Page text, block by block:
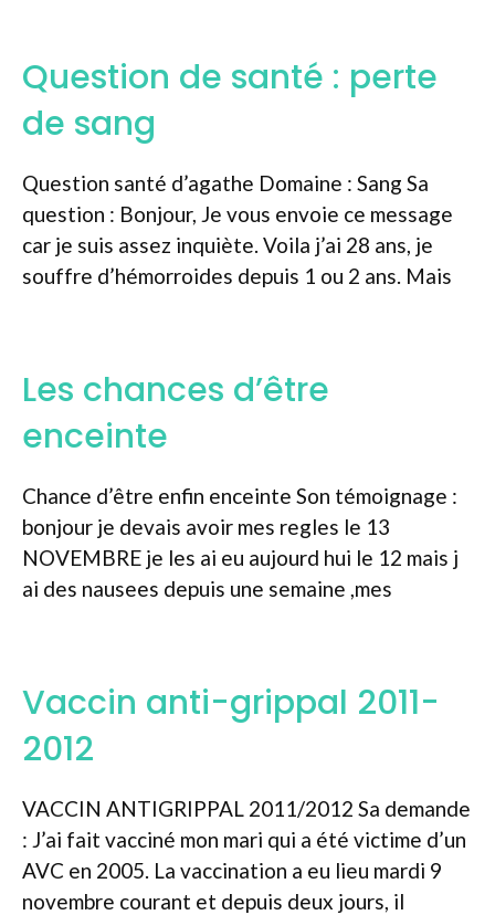
Question de santé : perte
de sang
Question santé d’agathe Domaine : Sang Sa
question : Bonjour, Je vous envoie ce message
car je suis assez inquiète. Voila j’ai 28 ans, je
souffre d’hémorroides depuis 1 ou 2 ans. Mais
Les chances d’être
enceinte
Chance d’être enfin enceinte Son témoignage :
bonjour je devais avoir mes regles le 13
NOVEMBRE je les ai eu aujourd hui le 12 mais j
ai des nausees depuis une semaine ,mes
Vaccin anti-grippal 2011-
2012
VACCIN ANTIGRIPPAL 2011/2012 Sa demande
: J’ai fait vacciné mon mari qui a été victime d’un
AVC en 2005. La vaccination a eu lieu mardi 9
novembre courant et depuis deux jours, il